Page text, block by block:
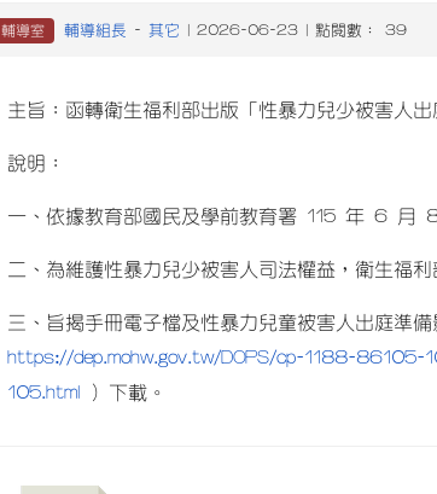
輔導室 輔導組長 - 其它 | 2026-06-23 | 點閱數： 39
主旨：函轉衛生福利部出版「性暴力兒少被害人
說明：
一、依據教育部國民及學前教育署 115 年 6 月
二、為維護性暴力兒少被害人司法權益，衛生福
三、旨揭手冊電子檔及性暴力兒童被害人出庭準
https://dep.mohw.gov.tw/DOPS/cp-1188-86105-
105.html ）下載。